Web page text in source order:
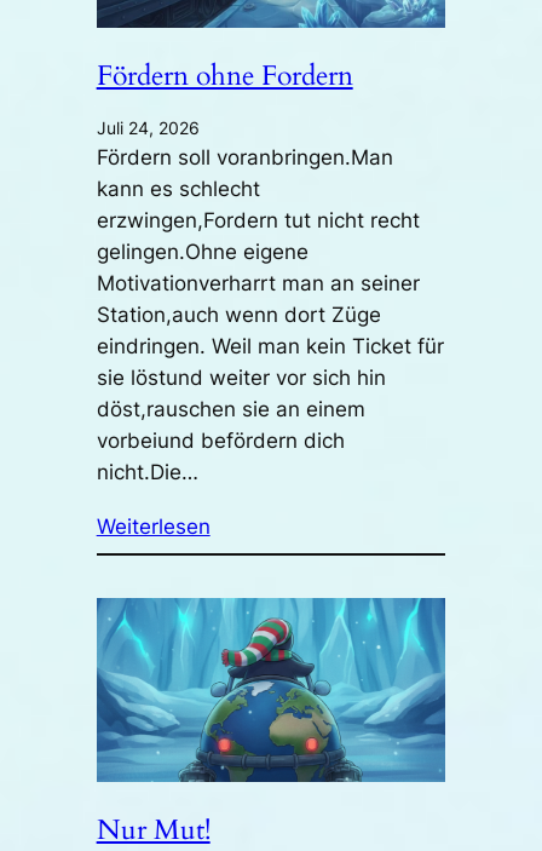
Fördern ohne Fordern
Juli 24, 2026
Fördern soll voranbringen.Man
kann es schlecht
erzwingen,Fordern tut nicht recht
gelingen.Ohne eigene
Motivationverharrt man an seiner
Station,auch wenn dort Züge
eindringen. Weil man kein Ticket für
sie löstund weiter vor sich hin
döst,rauschen sie an einem
vorbeiund befördern dich
nicht.Die…
Weiterlesen
Nur Mut!